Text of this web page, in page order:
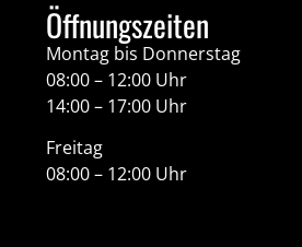
Öffnungszeiten
Montag bis Donnerstag
08:00 – 12:00 Uhr
14:00 – 17:00 Uhr
Freitag
08:00 – 12:00 Uhr